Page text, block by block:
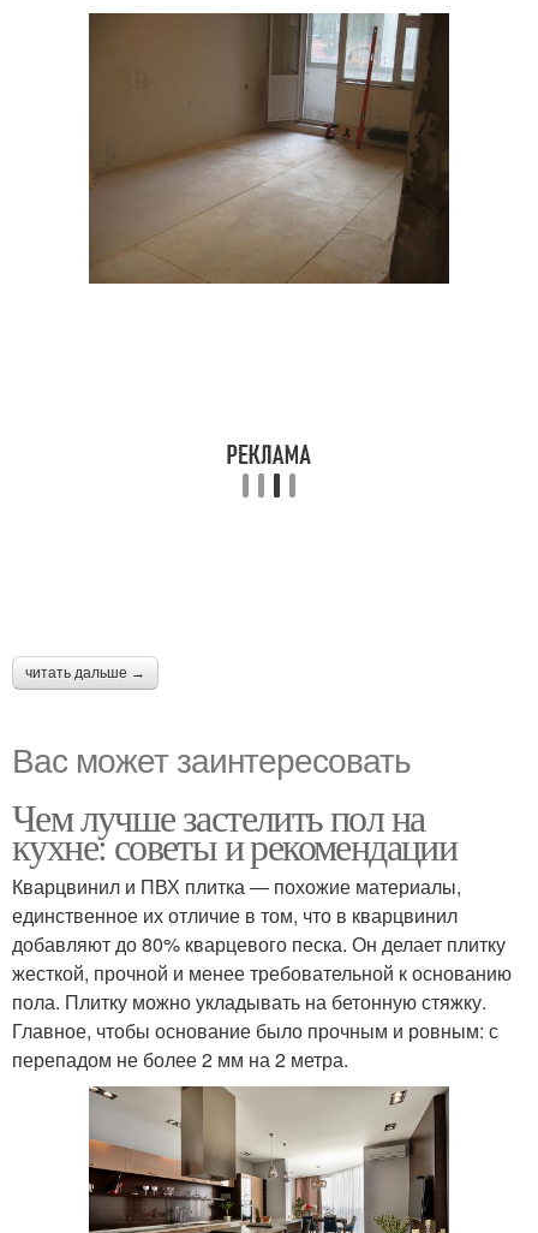
читать дальше →
Вас может заинтересовать
Чем лучше застелить пол на
кухне: советы и рекомендации
Кварцвинил и ПВХ плитка — похожие материалы,
единственное их отличие в том, что в кварцвинил
добавляют до 80% кварцевого песка. Он делает плитку
жесткой, прочной и менее требовательной к основанию
пола. Плитку можно укладывать на бетонную стяжку.
Главное, чтобы основание было прочным и ровным: с
перепадом не более 2 мм на 2 метра.